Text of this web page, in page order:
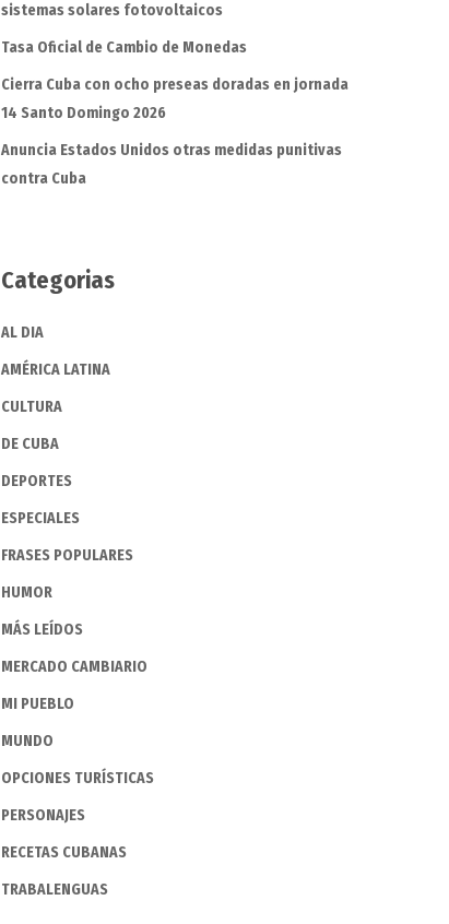
sistemas solares fotovoltaicos
Tasa Oficial de Cambio de Monedas
Cierra Cuba con ocho preseas doradas en jornada
14 Santo Domingo 2026
Anuncia Estados Unidos otras medidas punitivas
contra Cuba
Categorias
AL DIA
AMÉRICA LATINA
CULTURA
DE CUBA
DEPORTES
ESPECIALES
FRASES POPULARES
HUMOR
MÁS LEÍDOS
MERCADO CAMBIARIO
MI PUEBLO
MUNDO
OPCIONES TURÍSTICAS
PERSONAJES
RECETAS CUBANAS
TRABALENGUAS